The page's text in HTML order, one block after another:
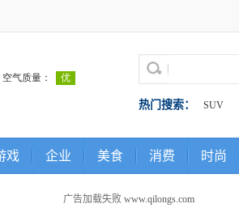
热门搜索： SUV
戏 企业 美食 消费 时尚
广告加载失败 www.qilongs.com